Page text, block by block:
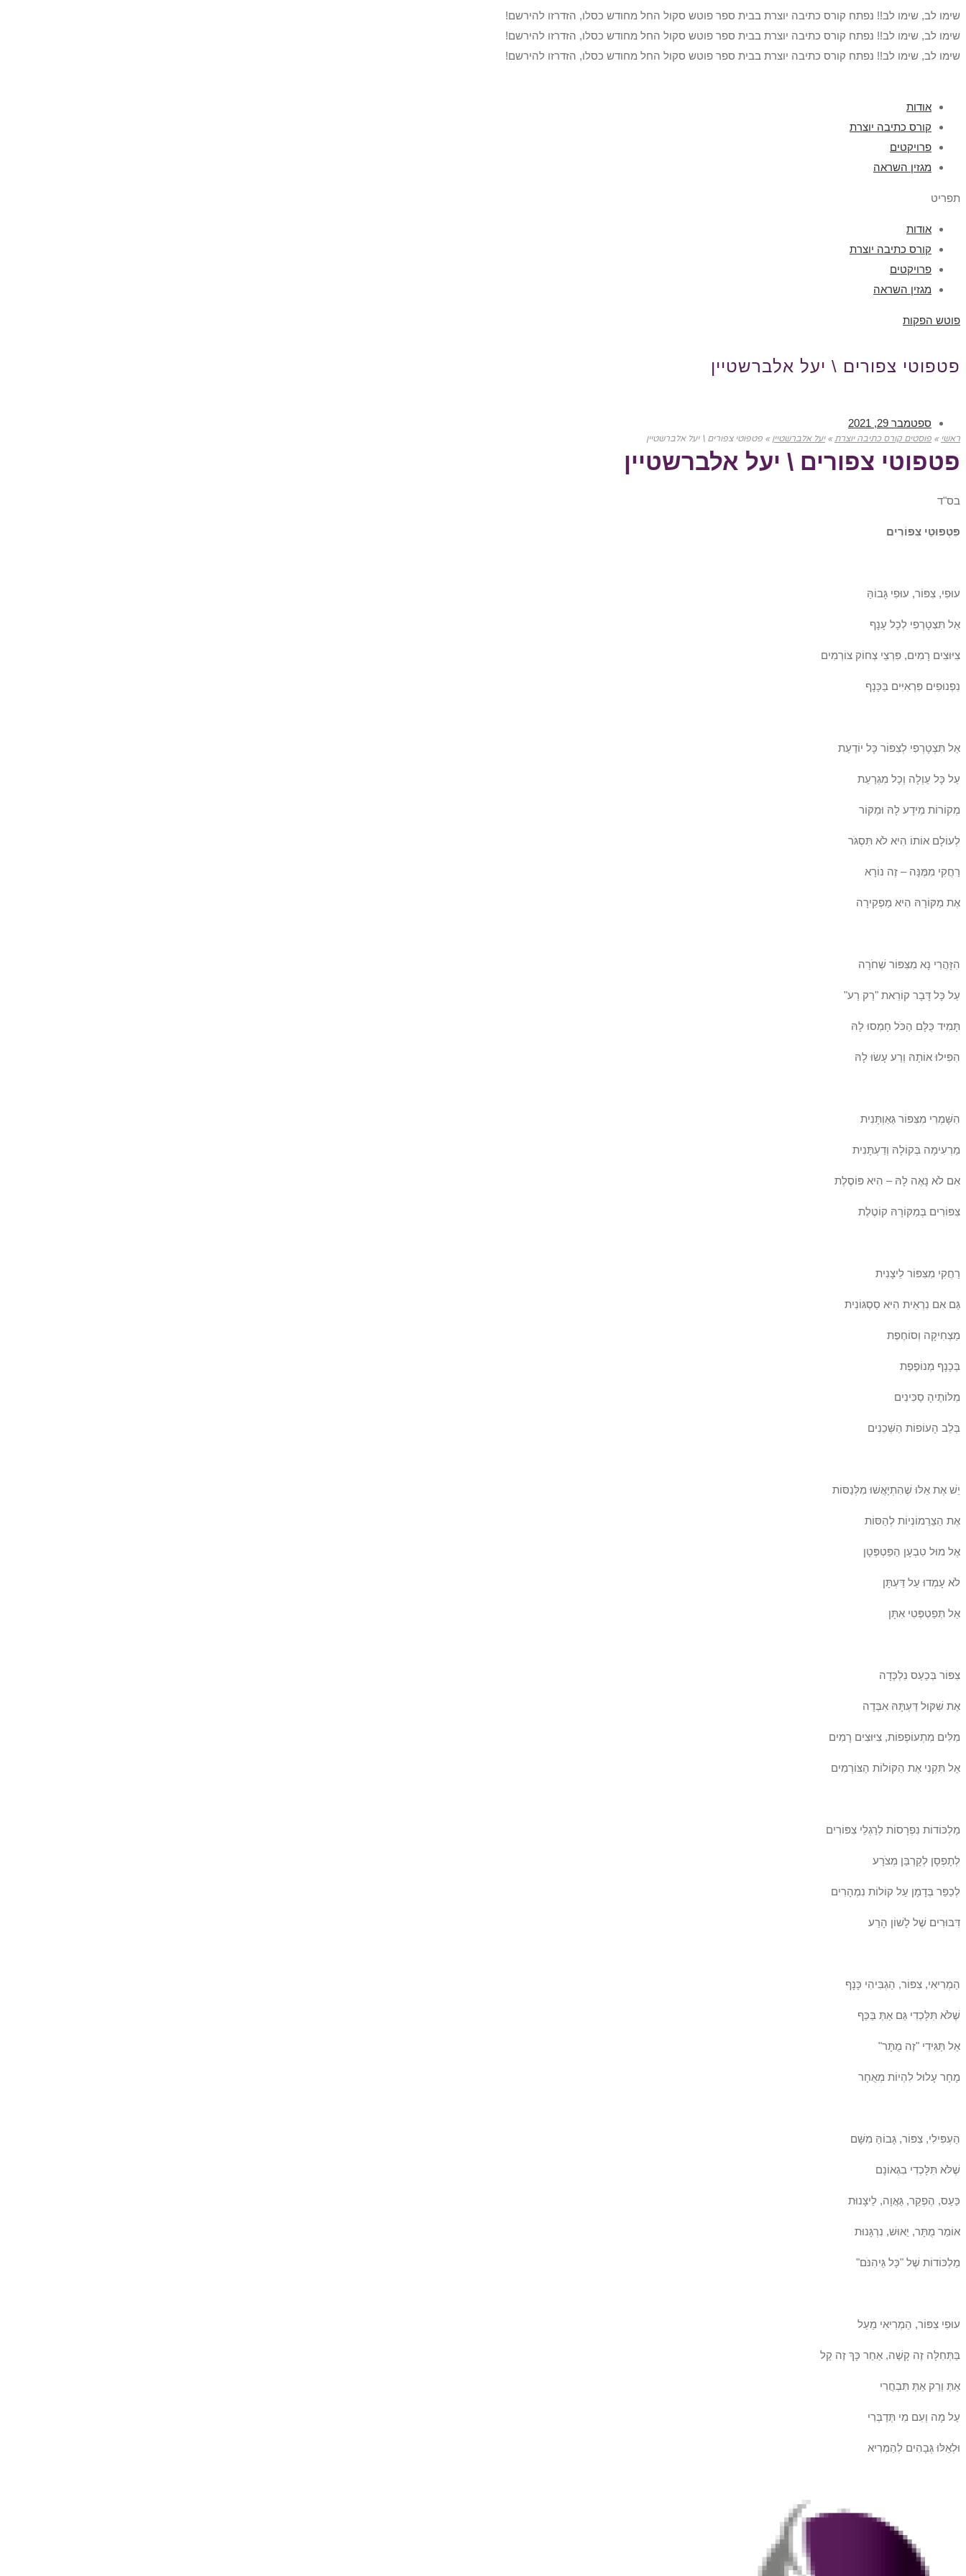
שימו לב, שימו לב!! נפתח קורס כתיבה יוצרת בבית ספר פוטש סקול החל מחודש כסלו, הזדרזו להירשם!
שימו לב, שימו לב!! נפתח קורס כתיבה יוצרת בבית ספר פוטש סקול החל מחודש כסלו, הזדרזו להירשם!
שימו לב, שימו לב!! נפתח קורס כתיבה יוצרת בבית ספר פוטש סקול החל מחודש כסלו, הזדרזו להירשם!
אודות
קורס כתיבה יוצרת
פרויקטים
מגזין השראה
תפריט
אודות
קורס כתיבה יוצרת
פרויקטים
מגזין השראה
פוטש הפקות
פטפוטי צפורים \ יעל אלברשטיין
ראשי » פוסטים קורס כתיבה יוצרת » יעל אלברשטיין » פטפוטי צפורים \ יעל אלברשטיין
ספטמבר 29, 2021
פטפוטי צפורים \ יעל אלברשטיין
בס"ד
פִּטְפּוּטֵי צִפּוֹרִים
עוּפִי, צִפּוֹר, עוּפִי גָּבוֹהַּ
אַל תִּצְטָרְפִי לְכָל עָנָף
צִיּוּצִים רָמִים, פִּרְצֵי צְחוֹק צוֹרְמִים
נִפְנוּפִים פִּרְאִיִּים בַּכָּנָף
אַל תִּצְטָרְפִי לְצִפּוֹר כָּל יוֹדַעַת
עַל כָּל עַוְלָה וְכָל מִגְרַעַת
מְקוֹרוֹת מֵידָע לָהּ וּמַקּוֹר
לְעוֹלָם אוֹתוֹ הִיא לֹא תִּסְגֹּר
רַחֲקִי מִמֶּנָּה – זֶה נוֹרָא
אֶת מַקּוֹרָהּ הִיא מַפְקִירָה
הִזָּהֲרִי נָא מִצִּפּוֹר שְׁחֹרָה
עַל כָּל דָּבָר קוֹרֵאת "רַק רַע"
תָּמִיד כֻּלָּם הַכֹּל חָמְסוּ לָהּ
הִפִּילוּ אוֹתָהּ וְרַע עָשׂוּ לָהּ
הִשָּׁמְרִי מִצִּפּוֹר גַּאַוְתָּנִית
מַרְעִימָה בְּקוֹלָהּ וְדַעְתָּנִית
אִם לֹא נָאֶה לָהּ – הִיא פּוֹסֶלֶת
צִפּוֹרִים בְּמַקּוֹרָהּ קוֹטֶלֶת
רַחֲקִי מִצִּפּוֹר לֵיצָנִית
גַּם אִם נִרְאֵית הִיא סַסְגּוֹנִית
מַצְחִיקָה וְסוֹחֶפֶת
בְּכָנָף מְנוֹפֶפֶת
מִלּוֹתֶיהָ סַכִּינִים
בְּלֵב הָעוֹפוֹת הַשְּׁכֵנִים
יֵשׁ אֶת אֵלּוּ שֶׁהִתְיָאֲשׁוּ מִלְּנַסּוֹת
אֶת הַצֵרֵמוֹנְיוֹת לְהַסּוֹת
אֶל מוּל טִבְעָן הַפַּטְפְּטָן
לֹא עָמְדוּ עַל דַּעְתָּן
אַל תְּפַטְפְּטִי אִתָּן
צִפּוֹר בְּכַעַס נִלְכְּדָה
אֶת שִׁקּוּל דַּעְתָּהּ אִבְּדָה
מִלִּים מִתְעוֹפְפוֹת, צִיּוּצִים רָמִים
אַל תִּקְנִי אֶת הַקּוֹלוֹת הַצּוֹרְמִים
מַלְכּוֹדוֹת נִפְרָסוֹת לְרַגְלֵי צִפּוֹרִים
לְתָפְסָן לְקָרְבַּן מְצֹרָע
לְכַפֵּר בְּדָמָן עַל קוֹלוֹת נִמְהָרִים
דִּבּוּרִים שֶׁל לָשׁוֹן הָרַע
הַמְרִיאִי, צִפּוֹר, הַגְבִּיהִי כָּנָף
שֶׁלֹּא תִּלָּכְדִי גַּם אַתְּ בַּכַּף
אַל תַּגִּידִי "זֶה מֻתָּר"
מָחָר עָלוּל לִהְיוֹת מְאֻחָר
הַעְפִּילִי, צִפּוֹר, גָּבוֹהַּ מִשָּׁם
שֶׁלֹּא תִּלָּכְדִי בִגְאוֹנָם
כַּעַס, הֶפְקֵר, גַּאֲוָה, לֵיצָנוּת
אוֹמֵר מֻתָּר, יֵאוּשׁ, נִרְגָּנוּת
מַלְכּוֹדוֹת שֶׁל "כָּל גֵּיהִנֹּם"
עוּפִי צִפּוֹר, הַמְרִיאִי מֵעַל
בַּתְּחִלָּה זֶה קָשֶׁה, אַחַר כָּךְ זֶה קַל
אַתְּ וְרַק אַתְּ תִּבְחֲרִי
עַל מָה וְעִם מִי תְּדַבְּרִי
וּלְאֵלּוּ גְּבָהִים לְהַמְרִיא